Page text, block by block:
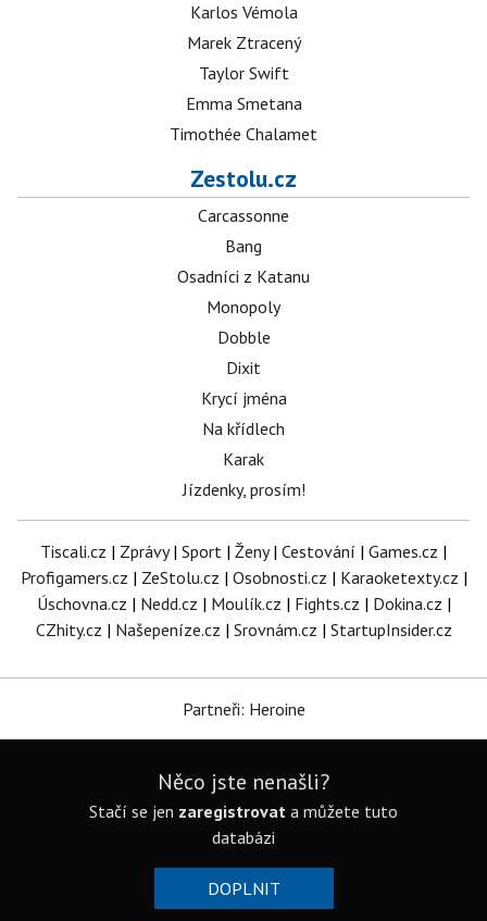
Karlos Vémola
Marek Ztracený
Taylor Swift
Emma Smetana
Timothée Chalamet
Zestolu.cz
Carcassonne
Bang
Osadníci z Katanu
Monopoly
Dobble
Dixit
Krycí jména
Na křídlech
Karak
Jízdenky, prosím!
Tiscali.cz | Zprávy| Sport | Ženy| Cestování | Games.cz |
Profigamers.cz | ZeStolu.cz | Osobnosti.cz | Karaoketexty.cz |
Úschovna.cz | Nedd.cz | Moulík.cz | Fights.cz | Dokina.cz |
CZhity.cz | Našepeníze.cz | Srovnám.cz | StartupInsider.cz
Partneři: Heroine
Něco jste nenašli?
Stačí se jen zaregistrovat a můžete tuto
databázi
DOPLNIT